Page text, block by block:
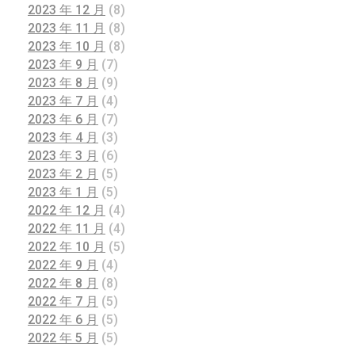
2023 年 12 月 (8)
2023 年 11 月 (8)
2023 年 10 月 (8)
2023 年 9 月 (7)
2023 年 8 月 (9)
2023 年 7 月 (4)
2023 年 6 月 (7)
2023 年 4 月 (3)
2023 年 3 月 (6)
2023 年 2 月 (5)
2023 年 1 月 (5)
2022 年 12 月 (4)
2022 年 11 月 (4)
2022 年 10 月 (5)
2022 年 9 月 (4)
2022 年 8 月 (8)
2022 年 7 月 (5)
2022 年 6 月 (5)
2022 年 5 月 (5)